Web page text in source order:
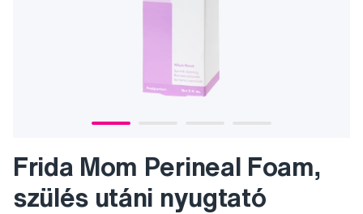
Frida Mom Perineal Foam,
szülés utáni nyugtató